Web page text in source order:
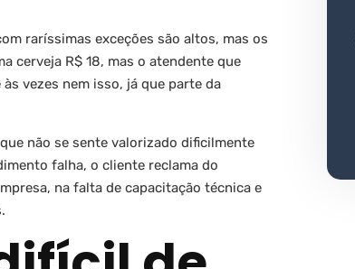
raríssimas exceções são altos, mas os
cerveja R$ 18, mas o atendente que
vezes nem isso, já que parte da
não se sente valorizado dificilmente
falha, o cliente reclama do
na falta de capacitação técnica e